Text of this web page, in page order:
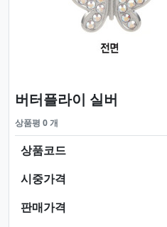
버터플라이 실버
상품평 0 개
상품코드
시중가격
판매가격